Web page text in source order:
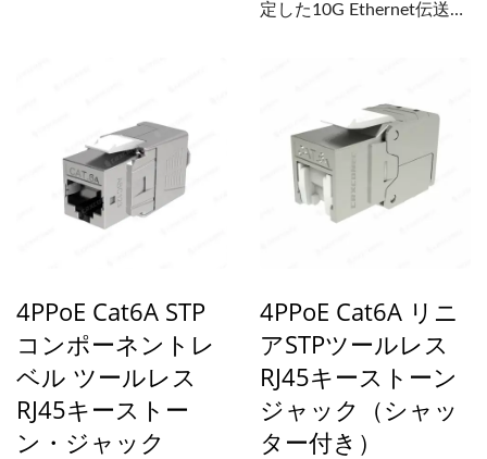
られます。さらに、このジ
確実なIDCキャップによ
り、より迅速かつ正確な取
り付けが可能です。マルチ
エントリー設計により、
きに対応し、在庫の種類を
効果的に削減し、在庫コス
トを下げます。また、10G
イーサネットアプリケーシ
ョン向けのCat6Aパフォー
定した10G Ethernet伝送、
要とするシールド構造化ケ
ーブルプロジェクト向けに
設計されています。180°背
面ケーブルエントリー設計
により、RJ45キーストー
実装型ボックス、ネットワ
ークキャビネット内でケー
ブルをきれいに配線するの
に役立ちます。 上下調整
可能なケーブルホルダー
4PPoE Cat6A STP
コンポーネントレ
ベル ツールレス
RJ45キーストー
ン・ジャック
4PPoE Cat6A リニ
アSTPツールレス
RJ45キーストーン
ジャック（シャッ
ター付き）